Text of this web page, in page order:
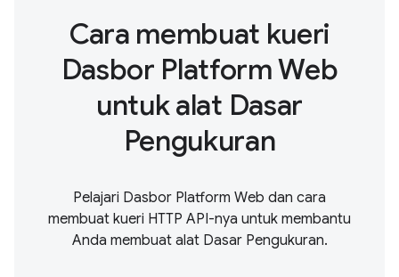
Cara membuat kueri
Dasbor Platform Web
untuk alat Dasar
Pengukuran
Pelajari Dasbor Platform Web dan cara
membuat kueri HTTP API-nya untuk membantu
Anda membuat alat Dasar Pengukuran.